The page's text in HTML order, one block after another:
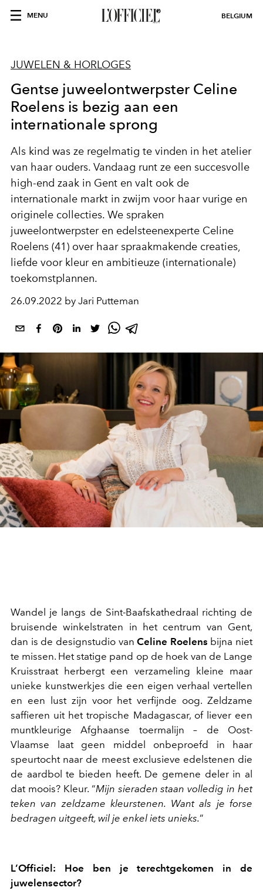
MENU BELGIUM
JUWELEN & HORLOGES
Gentse juweelontwerpster Celine
Roelens is bezig aan een
internationale sprong
Als kind was ze regelmatig te vinden in het atelier
van haar ouders. Vandaag runt ze een succesvolle
high-end zaak in Gent en valt ook de
internationale markt in zwijm voor haar vurige en
originele collecties. We spraken
juweelontwerpster en edelsteenexperte Celine
Roelens (41) over haar spraakmakende creaties,
liefde voor kleur en ambitieuze (internationale)
toekomstplannen.
26.09.2022 by Jari Putteman
Wandel je langs de Sint-Baafskathedraal richting de
bruisende winkelstraten in het centrum van Gent,
dan is de designstudio vanCeline Roelens bijna niet
te missen. Het statige pand op de hoek van de Lange
Kruisstraat herbergt een verzameling kleine maar
unieke kunstwerkjes die een eigen verhaal vertellen
en een lust zijn voor het verfijnde oog. Zeldzame
saffieren uit het tropische Madagascar, of liever een
muntkleurige Afghaanse toermalijn – de Oost-
Vlaamse laat geen middel onbeproefd in haar
speurtocht naar de meest exclusieve edelstenen die
de aardbol te bieden heeft. De gemene deler in al
dat moois? Kleur. “Mijn sieraden staan volledig in het
teken van zeldzame kleurstenen. Want als je forse
bedragen uitgeeft, wil je enkel iets unieks.”
L’Officiel: Hoe ben je terechtgekomen in de
juwelensector?